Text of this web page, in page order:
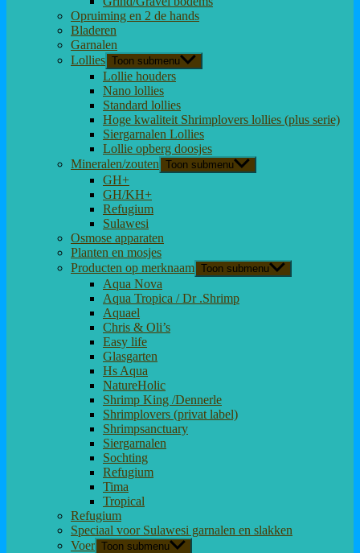
Opruiming en 2 de hands
Bladeren
Garnalen
Lollies Toon submenu
Lollie houders
Nano lollies
Standard lollies
Hoge kwaliteit Shrimplovers lollies (plus serie)
Siergarnalen Lollies
Lollie opberg doosjes
Mineralen/zouten Toon submenu
GH+
GH/KH+
Refugium
Sulawesi
Osmose apparaten
Planten en mosjes
Producten op merknaam Toon submenu
Aqua Nova
Aqua Tropica / Dr .Shrimp
Aquael
Chris & Oli’s
Easy life
Glasgarten
Hs Aqua
NatureHolic
Shrimp King /Dennerle
Shrimplovers (privat label)
Shrimpsanctuary
Siergarnalen
Sochting
Refugium
Tima
Tropical
Refugium
Speciaal voor Sulawesi garnalen en slakken
Voer Toon submenu